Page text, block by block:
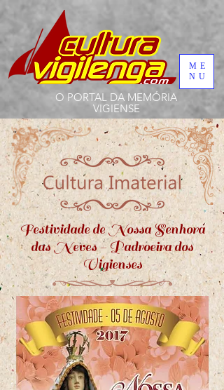
ME
NU
O PORTAL DA MEMÓRIA
VIGIENSE
Festividade de Nossa Senhora
das Neves - Padroeira dos
Vigienses